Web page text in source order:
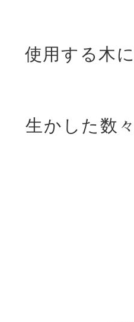
使用する木
生かした数